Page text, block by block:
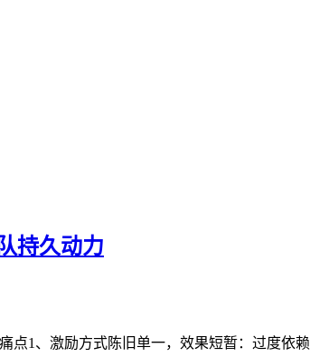
持久动力
1、激励方式陈旧单一，效果短暂：过度依赖